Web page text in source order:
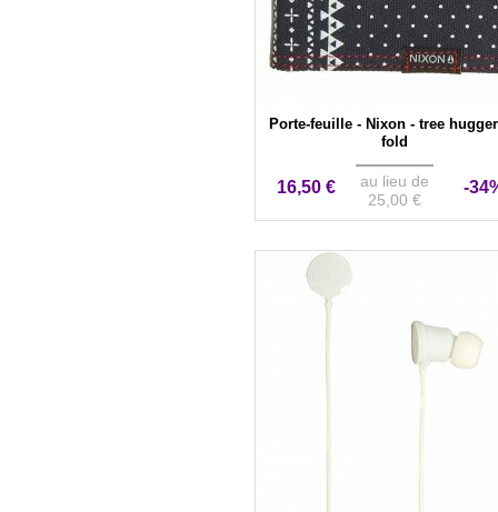
Porte-feuille - Nixon - tree
fold
16,50 €
au lieu de
25,00 €
-